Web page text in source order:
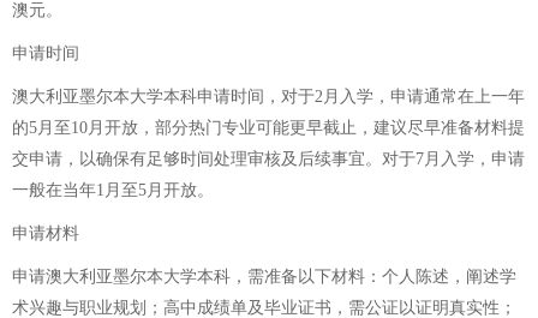
澳元。
申请时间
澳大利亚墨尔本大学本科申请时间，对于2月入学，申请通常在上一年
的5月至10月开放，部分热门专业可能更早截止，建议尽早准备材料提
交申请，以确保有足够时间处理审核及后续事宜。对于7月入学，申请
一般在当年1月至5月开放。
申请材料
申请澳大利亚墨尔本大学本科，需准备以下材料：个人陈述，阐述学
术兴趣与职业规划；高中成绩单及毕业证书，需公证以证明真实性；